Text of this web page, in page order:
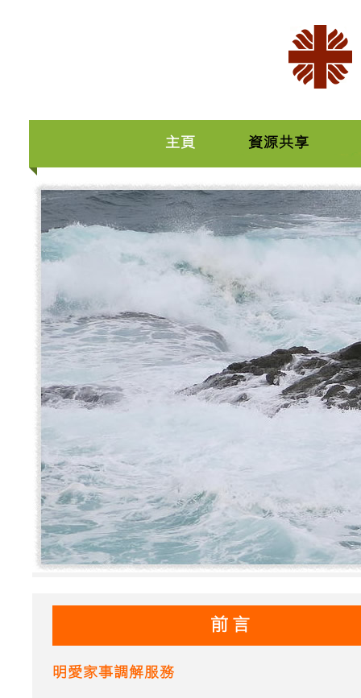
主頁 資源共享
前言
明愛家事調解服務